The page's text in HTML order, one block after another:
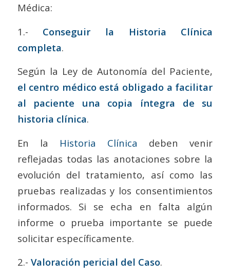
Médica:
1.- Conseguir la Historia Clínica
completa.
Según la Ley de Autonomía del Paciente,
el centro médico está obligado a facilitar
al paciente una copia íntegra de su
historia clínica.
En la Historia Clínica deben venir
reflejadas todas las anotaciones sobre la
evolución del tratamiento, así como las
pruebas realizadas y los consentimientos
informados. Si se echa en falta algún
informe o prueba importante se puede
solicitar específicamente.
2.- Valoración pericial del Caso.